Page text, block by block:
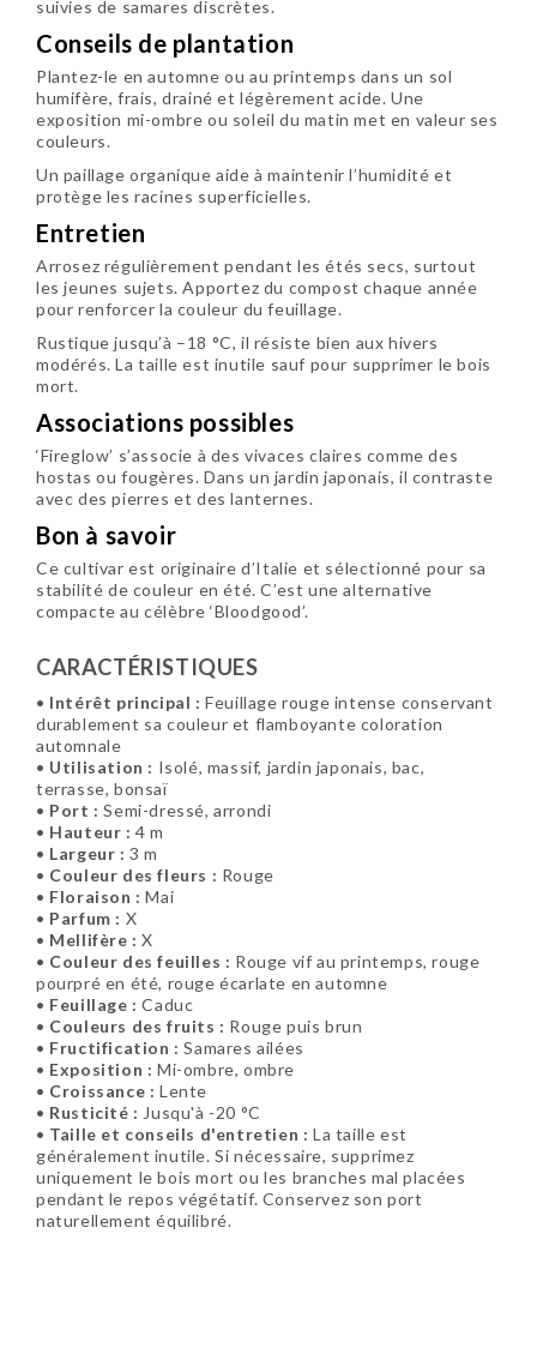
suivies de samares discrètes.
Conseils de plantation
Plantez-le en automne ou au printemps dans un sol
humifère, frais, drainé et légèrement acide. Une
exposition mi-ombre ou soleil du matin met en valeur ses
couleurs.
Un paillage organique aide à maintenir l’humidité et
protège les racines superficielles.
Entretien
Arrosez régulièrement pendant les étés secs, surtout
les jeunes sujets. Apportez du compost chaque année
pour renforcer la couleur du feuillage.
Rustique jusqu’à –18 °C, il résiste bien aux hivers
modérés. La taille est inutile sauf pour supprimer le bois
mort.
Associations possibles
‘Fireglow’ s’associe à des vivaces claires comme des
hostas ou fougères. Dans un jardin japonais, il contraste
avec des pierres et des lanternes.
Bon à savoir
Ce cultivar est originaire d’Italie et sélectionné pour sa
stabilité de couleur en été. C’est une alternative
compacte au célèbre ‘Bloodgood’.
CARACTÉRISTIQUES
• Intérêt principal : Feuillage rouge intense conservant
durablement sa couleur et flamboyante coloration
automnale
• Utilisation : Isolé, massif, jardin japonais, bac,
terrasse, bonsaï
• Port : Semi-dressé, arrondi
• Hauteur : 4 m
• Largeur : 3 m
• Couleur des fleurs : Rouge
• Floraison : Mai
• Parfum : X
• Mellifère : X
• Couleur des feuilles : Rouge vif au printemps, rouge
pourpré en été, rouge écarlate en automne
• Feuillage : Caduc
• Couleurs des fruits : Rouge puis brun
• Fructification : Samares ailées
• Exposition : Mi-ombre, ombre
• Croissance : Lente
• Rusticité : Jusqu'à -20 °C
• Taille et conseils d'entretien : La taille est
généralement inutile. Si nécessaire, supprimez
uniquement le bois mort ou les branches mal placées
pendant le repos végétatif. Conservez son port
naturellement équilibré.